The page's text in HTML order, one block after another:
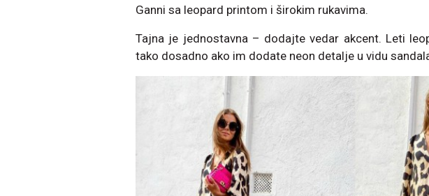
Ganni sa leopard printom i širokim rukavima.
Tajna je jednostavna – dodajte vedar akcent. Leti
tako dosadno ako im dodate neon detalje u vidu